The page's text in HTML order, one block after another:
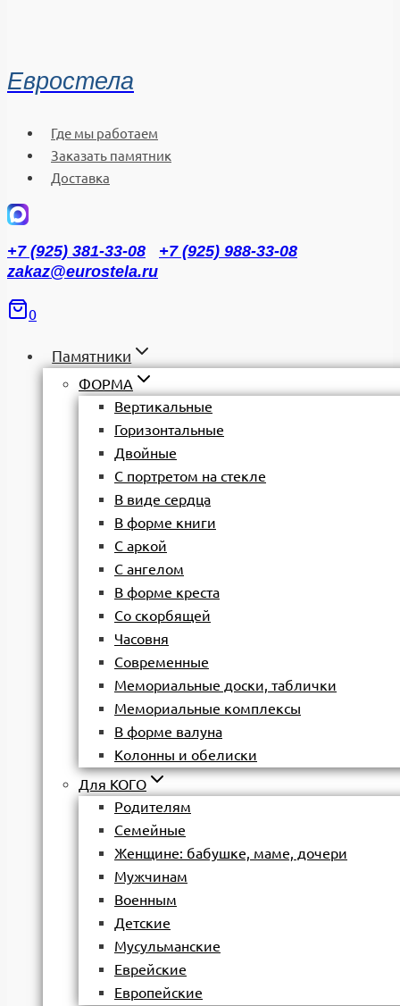
Евростела
Где мы работаем
Заказать памятник
Доставка
+7 (925) 381-33-08
+7 (925) 988-33-08
zakaz@eurostela.ru
0
Памятники
ФОРМА
Вертикальные
Горизонтальные
Двойные
С портретом на стекле
В виде сердца
В форме книги
С аркой
С ангелом
В форме креста
Со скорбящей
Часовня
Современные
Мемориальные доски, таблички
Мемориальные комплексы
В форме валуна
Колонны и обелиски
Для КОГО
Родителям
Семейные
Женщине: бабушке, маме, дочери
Мужчинам
Военным
Детские
Мусульманские
Еврейские
Европейские